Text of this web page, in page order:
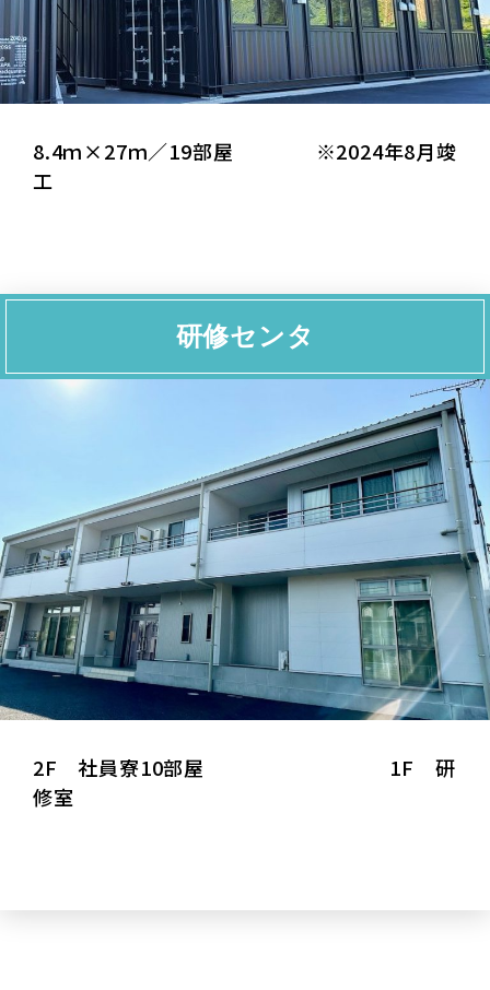
8.4ｍ×27ｍ／19部屋 ※2024年8月竣
工
研修センタ
2F 社員寮10部屋 1F 研
修室